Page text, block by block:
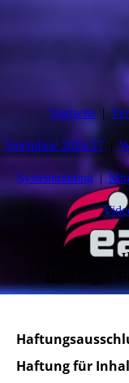
Startseite
Spielpläne 2026/27
Systemtraining
Bitte fügen
Haftung für